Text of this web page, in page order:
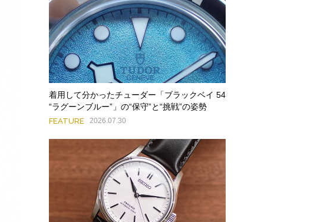
着用して分かったチューダー「ブラックベイ 54
“ラグーンブルー”」の“保守”と“挑戦”の姿勢
FEATURE 2026.07.30